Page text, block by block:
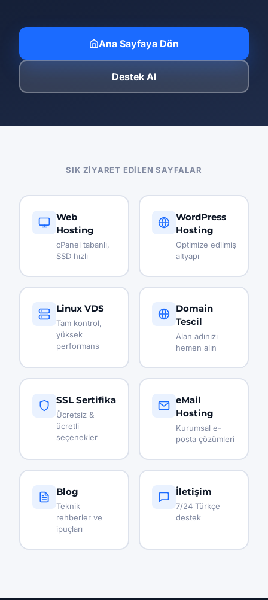
Ana Sayfaya Dön
Destek Al
SIK ZIYARET EDILEN SAYFALAR
Web
Hosting
cPanel tabanlı,
SSD hızlı
WordPress
Hosting
Optimize edilmiş
altyapı
Linux VDS
Tam kontrol,
yüksek
performans
Domain
Tescil
Alan adınızı
hemen alın
SSL Sertifika
Ücretsiz &
ücretli
seçenekler
eMail
Hosting
Kurumsal e-
posta çözümleri
Blog
Teknik
rehberler ve
ipuçları
İletişim
7/24 Türkçe
destek